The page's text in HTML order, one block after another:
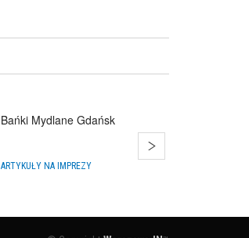
Bańki Mydlane Gdańsk
ARTYKUŁY NA IMPREZY